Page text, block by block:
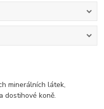
minerálních látek,
dostihové koně.